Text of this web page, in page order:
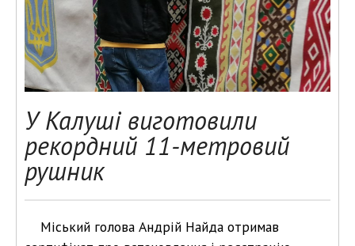
У Калуші виготовили
рекордний 11-метровий
рушник
Міський голова Андрій Найда отримав